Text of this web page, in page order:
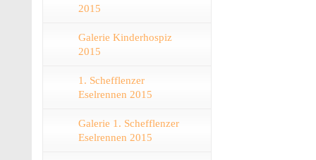
2015
Galerie Kinderhospiz
2015
1. Schefflenzer
Eselrennen 2015
Galerie 1. Schefflenzer
Eselrennen 2015